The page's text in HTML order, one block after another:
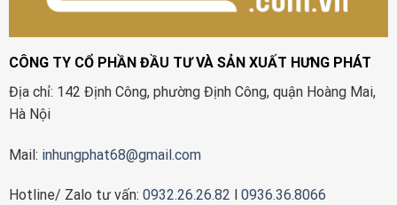
CÔNG TY CỔ PHẦN ĐẦU TƯ VÀ SẢN XUẤT HƯNG PHÁT
Địa chỉ: 142 Định Công, phường Định Công, quận Hoàng Mai,
Hà Nội
Mail: inhungphat68@gmail.com
Hotline/ Zalo tư vấn: 0932.26.26.82 0936.36.8066